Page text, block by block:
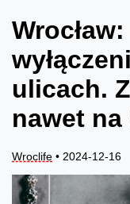
ulicach.
nawet
Wroclife • 2024-12-16